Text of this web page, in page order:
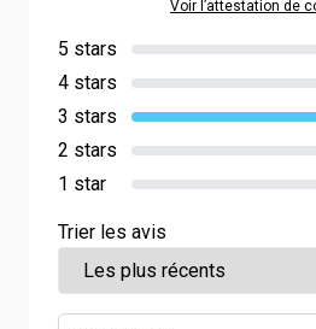
Voir l’attestation de
5 stars
4 stars
3 stars
2 stars
1 star
Trier les avis